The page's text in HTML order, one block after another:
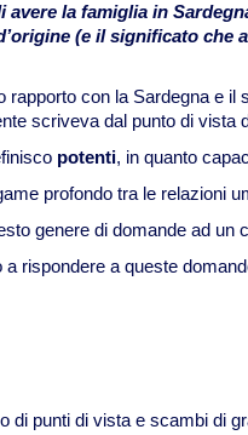
la famiglia in
(e il significato
con la Sardegna e il
scriveva dal punto di vista
potenti, in quanto
profondo tra le relazioni
genere di domande ad un
rispondere a queste
di punti di vista e scambi di